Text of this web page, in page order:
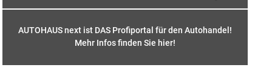
AUTOHAUS next ist DAS Profiportal für den Autohandel!
Mehr Infos finden Sie hier!